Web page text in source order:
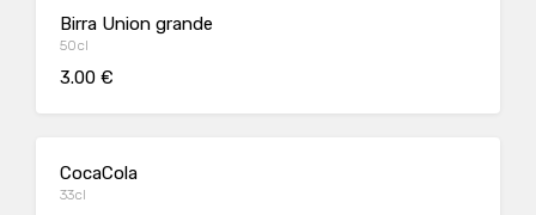
Birra Union grande
50cl
3.00 €
CocaCola
33cl